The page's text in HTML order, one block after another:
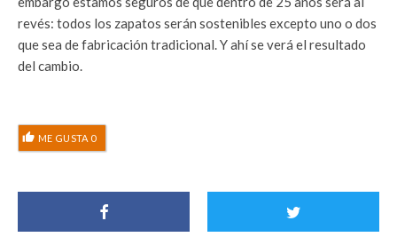
revés: todos los zapatos serán sostenibles excepto uno o dos
que sea de fabricación tradicional. Y ahí se verá el resultado
del cambio.
ME GUSTA 0